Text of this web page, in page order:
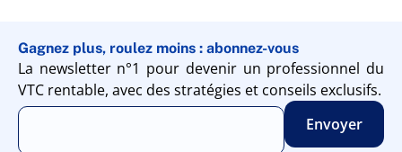
Gagnez plus, roulez moins : abonnez-vous
La newsletter n°1 pour devenir un professionnel du
VTC rentable, avec des stratégies et conseils exclusifs.